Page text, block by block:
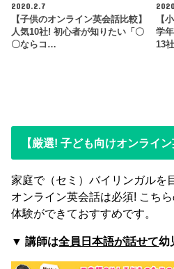
2020.2.7
【子供のオンライン英会話比較】
人気10社! 初心者が知りたい「〇
〇ならコ…
【
学
13
【厳選! 子ども向けオンライン
家庭で（セミ）バイリンガルを
オンライン英会話は必須! こち
体験ができておすすめです。
▼講師は全員日本語が話せて幼